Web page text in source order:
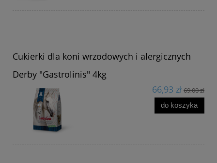
Cukierki dla koni wrzodowych i alergicznych
Derby "Gastrolinis" 4kg
66,93 zł69,00 zł
do koszyka